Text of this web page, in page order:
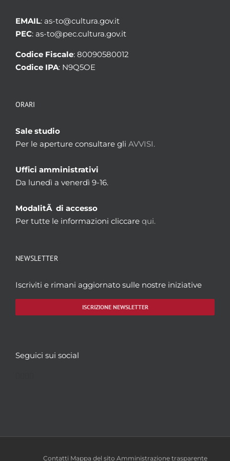
EMAIL: as-to@cultura.gov.it
PEC: as-to@pec.cultura.gov.it
Codice Fiscale: 80090580012
Codice IPA: N9Q5OE
ORARI
Sale studio
Per le aperture consultare gli AVVISI.
Uffici amministrativi
Da lunedì a venerdì 9-16.
ModalitÃ di accesso
Per tutte le informazioni cliccare qui.
NEWSLETTER
Iscriviti e rimani aggiornato sulle nostre iniziative
ISCRIZIONE NEWSLETTER
Seguici sui social
Contatti Mappa del sito Amministrazione trasparente